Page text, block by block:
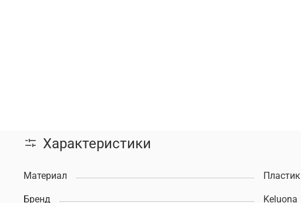
Характеристики
Материал Пластик
Бренд Keluona